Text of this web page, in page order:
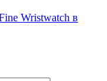
Wristwatch в